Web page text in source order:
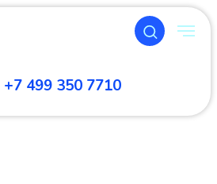
+7 499 350 7710